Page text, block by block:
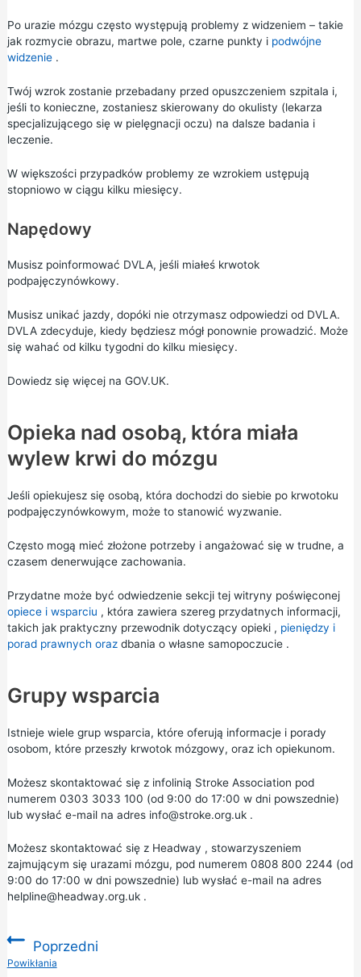
Po urazie mózgu często występują problemy z widzeniem – takie
jak rozmycie obrazu, martwe pole, czarne punkty i podwójne
widzenie.
Twój wzrok zostanie przebadany przed opuszczeniem szpitala i,
jeśli to konieczne, zostaniesz skierowany do okulisty (lekarza
specjalizującego się w pielęgnacji oczu) na dalsze badania i
leczenie.
W większości przypadków problemy ze wzrokiem ustępują
stopniowo w ciągu kilku miesięcy.
Napędowy
Musisz poinformować DVLA, jeśli miałeś krwotok
podpajęczynówkowy.
Musisz unikać jazdy, dopóki nie otrzymasz odpowiedzi od DVLA.
DVLA zdecyduje, kiedy będziesz mógł ponownie prowadzić. Może
się wahać od kilku tygodni do kilku miesięcy.
Dowiedz się więcej na GOV.UK.
Opieka nad osobą, która miała
wylew krwi do mózgu
Jeśli opiekujesz się osobą, która dochodzi do siebie po krwotoku
podpajęczynówkowym, może to stanowić wyzwanie.
Często mogą mieć złożone potrzeby i angażować się w trudne, a
czasem denerwujące zachowania.
Przydatne może być odwiedzenie sekcji tej witryny poświęconej
opiece i wsparciu , która zawiera szereg przydatnych informacji,
takich jak praktyczny przewodnik dotyczący opieki, pieniędzy i
porad prawnych oraz dbania o własne samopoczucie.
Grupy wsparcia
Istnieje wiele grup wsparcia, które oferują informacje i porady
osobom, które przeszły krwotok mózgowy, oraz ich opiekunom.
Możesz skontaktować się z infolinią Stroke Association pod
numerem 0303 3033 100 (od 9:00 do 17:00 w dni powszednie)
lub wysłać e-mail na adres info@stroke.org.uk.
Możesz skontaktować się z Headway , stowarzyszeniem
zajmującym się urazami mózgu, pod numerem 0808 800 2244 (od
9:00 do 17:00 w dni powszednie) lub wysłać e-mail na adres
helpline@headway.org.uk.
Poprzedni
:Powikłania